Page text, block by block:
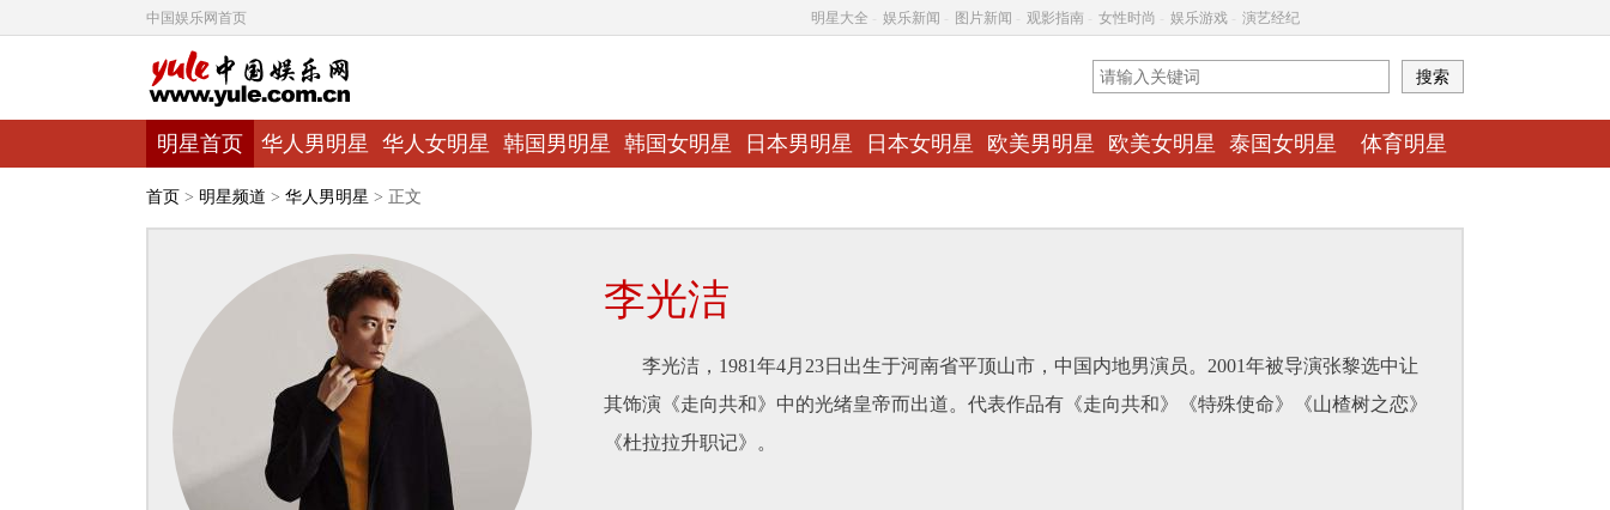
中国娱乐网首页 明星大全 娱乐新闻 图片新闻 观影指南 女性时尚 娱乐游戏 演艺经纪
明星首页 华人男明星 华人女明星 韩国男明星 韩国女明星 日本男明星 日本女明星 欧美男明星 欧美女明星 泰国女明星 体育明星
首页 > 明星频道 > 华人男明星 > 正文
李光洁
李光洁，1981年4月23日出生于河南省平顶山市，中国内地男演员。2001年被导演张黎选中让
其饰演《走向共和》中的光绪皇帝而出道。代表作品有《走向共和》《特殊使命》《山楂树之恋》
《杜拉拉升职记》。